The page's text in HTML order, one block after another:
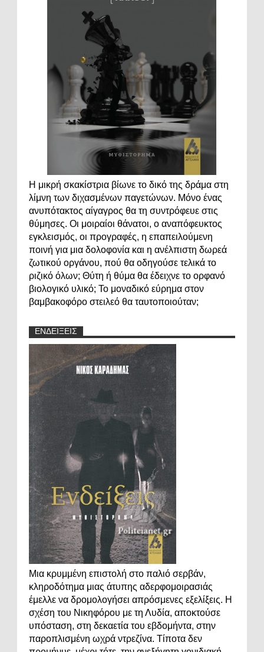
Η μικρή σκακίστρια βίωνε το δικό της δράμα στη
λίμνη των διχασμένων παγετώνων. Μόνο ένας
ανυπότακτος αίγαγρος θα τη συντρόφευε στις
θύμησες. Οι μοιραίοι θάνατοι, ο αναπόφευκτος
εγκλεισμός, οι προγραφές, η επαπειλούμενη
ποινή για μια δολοφονία και η ανέλπιστη δωρεά
ζωτικού οργάνου, πού θα οδηγούσε τελικά το
ριζικό όλων; Θύτη ή θύμα θα έδειχνε το ορφανό
βιολογικό υλικό; Το μοναδικό εύρημα στον
βαμβακοφόρο στειλεό θα ταυτοποιούταν;
ΕΝΔΕΙΞΕΙΣ
Μια κρυμμένη επιστολή στο παλιό σερβάν,
κληροδότημα μιας άτυπης αδερφομοιρασιάς
έμελλε να δρομολογήσει απρόσμενες εξελίξεις. Η
σχέση του Νικηφόρου με τη Λυδία, αποκτούσε
υπόσταση, στη δεκαετία του εβδομήντα, στην
παροπλισμένη ωχρά ντρεζίνα. Τίποτα δεν